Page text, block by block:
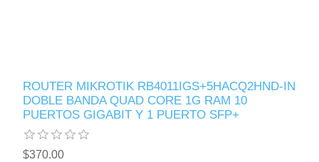
ROUTER MIKROTIK RB4011IGS+5HACQ2HND-IN
DOBLE BANDA QUAD CORE 1G RAM 10
PUERTOS GIGABIT Y 1 PUERTO SFP+
$370.00